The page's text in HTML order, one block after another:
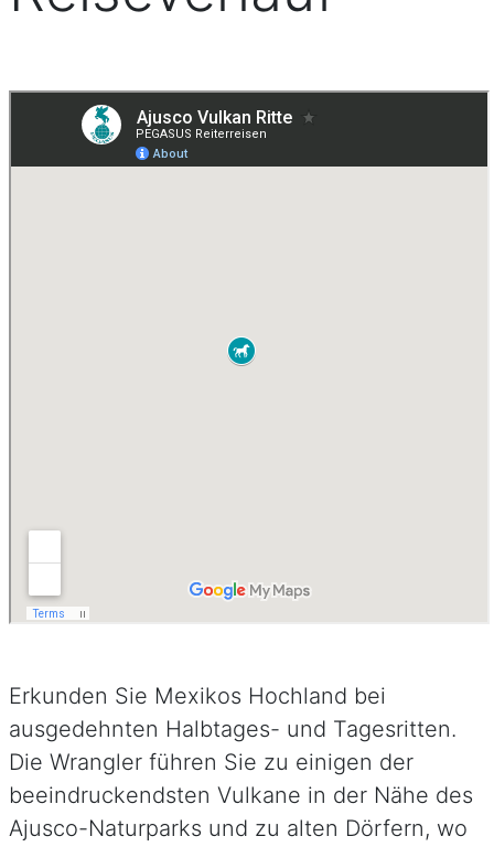
Erkunden Sie Mexikos Hochland bei
ausgedehnten Halbtages- und Tagesritten.
Die Wrangler führen Sie zu einigen der
beeindruckendsten Vulkane in der Nähe des
Ajusco-Naturparks und zu alten Dörfern, wo